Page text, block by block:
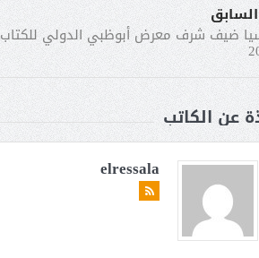
السابق
ضيف شرف معرض أبوظبي الدولي للكتاب
عن الكاتب
elressala